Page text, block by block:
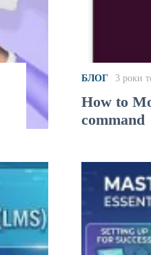
БЛОГ 3 роки
How to
command